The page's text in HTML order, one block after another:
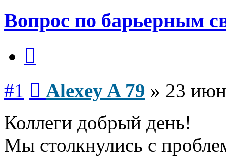
Вопрос по барьерным
#1 Alexey A 79 » 23
Коллеги добрый день!
Мы столкнулись с